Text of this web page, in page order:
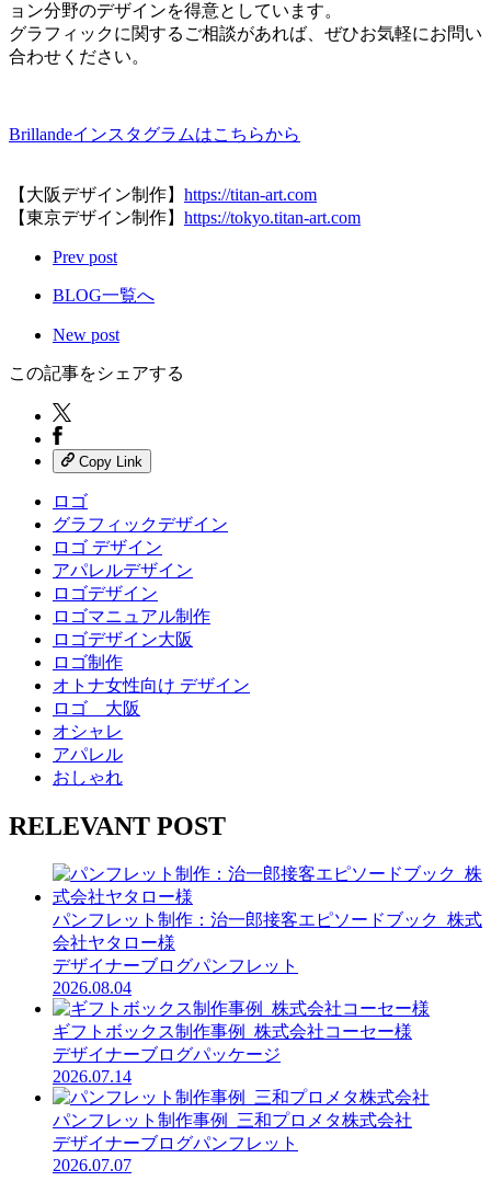
ョン分野のデザインを得意としています。
グラフィックに関するご相談があれば、ぜひお気軽にお問い
合わせください。
Brillandeインスタグラムはこちらから
【大阪デザイン制作】 https://titan-art.com
【東京デザイン制作】 https://tokyo.titan-art.com
Prev post
BLOG一覧へ
New post
この記事をシェアする
Copy Link
ロゴ
グラフィックデザイン
ロゴ デザイン
アパレルデザイン
ロゴデザイン
ロゴマニュアル制作
ロゴデザイン大阪
ロゴ制作
オトナ女性向け デザイン
ロゴ 大阪
オシャレ
アパレル
おしゃれ
RELEVANT POST
パンフレット制作：治一郎接客エピソードブック_株式
会社ヤタロー様
デザイナーブログパンフレット
2026.08.04
ギフトボックス制作事例_株式会社コーセー様
デザイナーブログパッケージ
2026.07.14
パンフレット制作事例_三和プロメタ株式会社
デザイナーブログパンフレット
2026.07.07